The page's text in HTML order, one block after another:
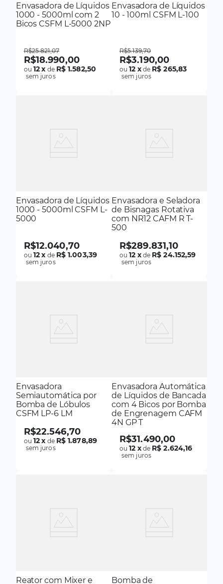
Envasadora de Líquidos
1000 - 5000ml com 2
Bicos CSFM L-5000 2NP
R$25.821,07
R$18.990,00
ou12x de R$ 1.582,50
sem juros
Envasadora de Líquidos
10 - 100ml CSFM L-100
R$5.139,70
R$3.190,00
ou12 xde R$ 265,83
sem juros
Envasadora de Líquidos
1000 - 5000ml CSFM L-
5000
R$12.040,70
ou12x de R$ 1.003,39
sem juros
Envasadora e Seladora
de Bisnagas Rotativa
com NR12 CAFM R T-
500
R$289.831,10
ou12 xde R$ 24.152,59
sem juros
Envasadora
Semiautomática por
Bomba de Lóbulos
CSFM LP-6 LM
R$22.546,70
ou12x de R$ 1.878,89
sem juros
Envasadora Automática
de Líquidos de Bancada
com 4 Bicos por Bomba
de Engrenagem CAFM
4N GP T
R$31.490,00
ou12 xde R$ 2.624,16
sem juros
Reator com Mixer e Bomba de